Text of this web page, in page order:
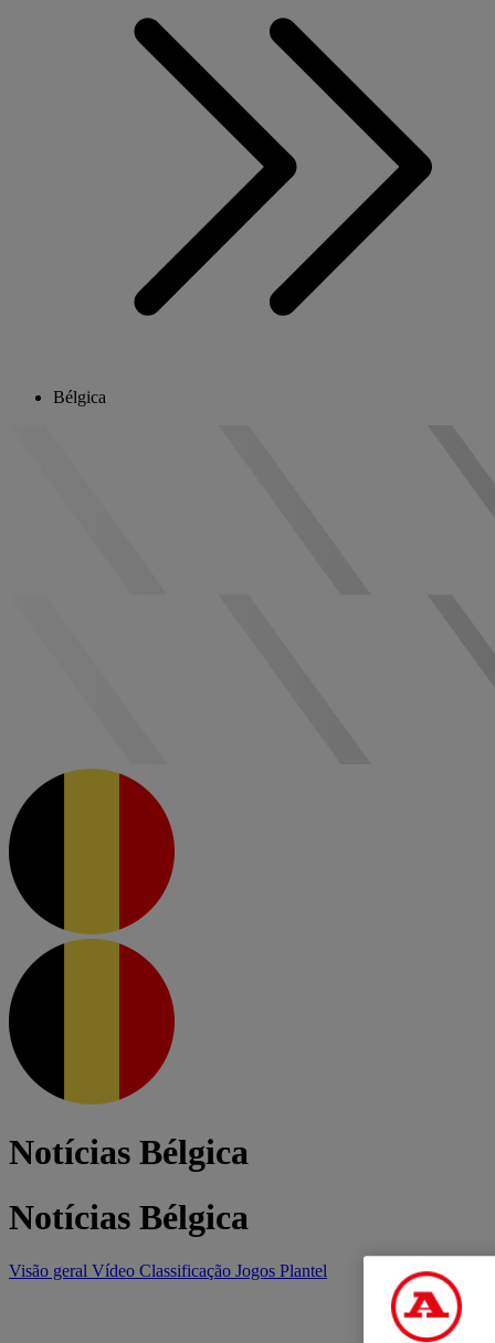
Bélgica
Notícias Bélgica
Notícias Bélgica
Visão geral Vídeo Classificação Jogos Plantel